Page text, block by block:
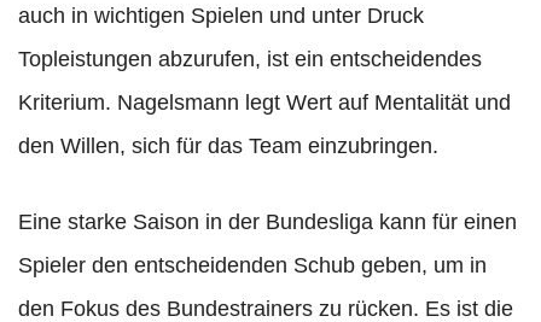
auch in wichtigen Spielen und unter Druck
Topleistungen abzurufen, ist ein entscheidendes
Kriterium. Nagelsmann legt Wert auf Mentalität und
den Willen, sich für das Team einzubringen.
Eine starke Saison in der Bundesliga kann für einen
Spieler den entscheidenden Schub geben, um in
den Fokus des Bundestrainers zu rücken. Es ist die